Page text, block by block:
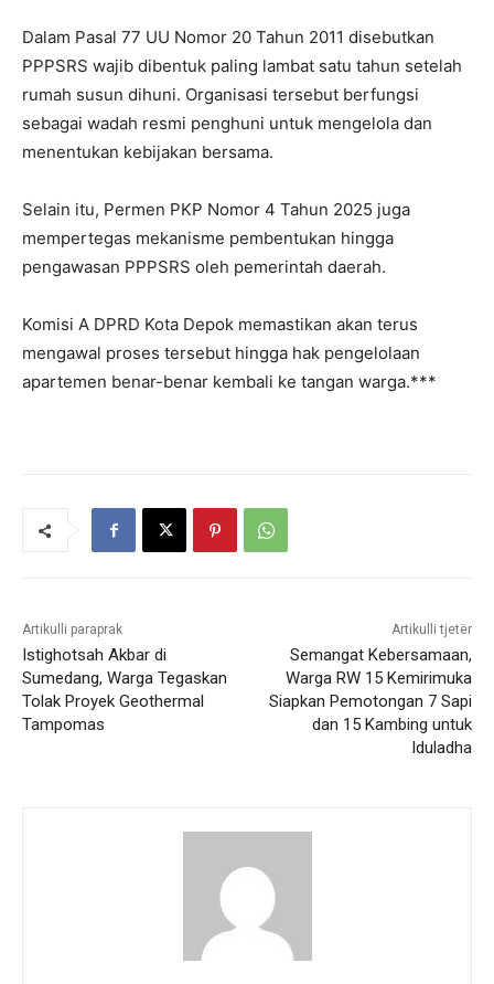
Dalam Pasal 77 UU Nomor 20 Tahun 2011 disebutkan
PPPSRS wajib dibentuk paling lambat satu tahun setelah
rumah susun dihuni. Organisasi tersebut berfungsi
sebagai wadah resmi penghuni untuk mengelola dan
menentukan kebijakan bersama.
Selain itu, Permen PKP Nomor 4 Tahun 2025 juga
mempertegas mekanisme pembentukan hingga
pengawasan PPPSRS oleh pemerintah daerah.
Komisi A DPRD Kota Depok memastikan akan terus
mengawal proses tersebut hingga hak pengelolaan
apartemen benar-benar kembali ke tangan warga.***
Artikulli paraprak
Istighotsah Akbar di
Sumedang, Warga Tegaskan
Tolak Proyek Geothermal
Tampomas
Artikulli tjetër
Semangat Kebersamaan,
Warga RW 15 Kemirimuka
Siapkan Pemotongan 7 Sapi
dan 15 Kambing untuk
Iduladha